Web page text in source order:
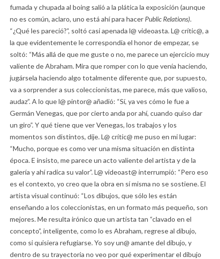
fumada y chupada al boing salió a la plática la exposición (aunque
no es común, aclaro, uno está ahí para hacer Public Relations).
“¿Qué les pareció?”, soltó casi apenada l@ videoasta. L@ crític@, a
la que evidentemente le correspondía el honor de empezar, se
soltó: “Más allá de que me guste o no, me parece un ejercicio muy
valiente de Abraham. Mira que romper con lo que venía haciendo,
jugársela haciendo algo totalmente diferente que, por supuesto,
va a sorprender a sus coleccionistas, me parece, más que valioso,
audaz”. A lo que l@ pintor@ añadió: “Sí, ya ves cómo le fue a
Germán Venegas, que por cierto anda por ahí, cuando quiso dar
un giro”. Y qué tiene que ver Venegas, los trabajos y los
momentos son distintos, dije. L@ crític@ me puso en mi lugar:
“Mucho, porque es como ver una misma situación en distinta
época. E insisto, me parece un acto valiente del artista y de la
galería y ahí radica su valor”. L@ videoast@ interrumpió: “Pero eso
es el contexto, yo creo que la obra en sí misma no se sostiene. El
artista visual continuó: “Los dibujos, que sólo les están
enseñando a los coleccionistas, en un formato más pequeño, son
mejores. Me resulta irónico que un artista tan “clavado en el
concepto”, inteligente, como lo es Abraham, regrese al dibujo,
como si quisiera refugiarse. Yo soy un@ amante del dibujo, y
dentro de su trayectoria no veo por qué experimentar el dibujo